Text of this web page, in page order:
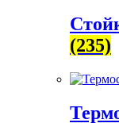
(235)